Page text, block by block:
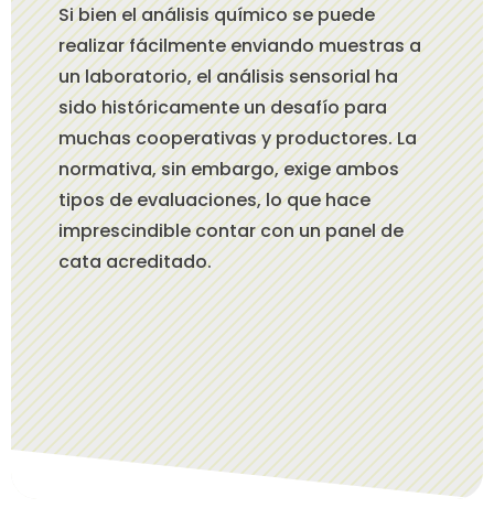
Si bien el análisis químico se puede
realizar fácilmente enviando muestras a
un laboratorio, el análisis sensorial ha
sido históricamente un desafío para
muchas cooperativas y productores. La
normativa, sin embargo, exige ambos
tipos de evaluaciones, lo que hace
imprescindible contar con un panel de
cata acreditado.